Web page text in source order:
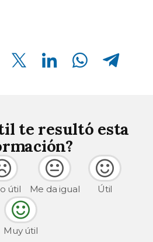
Compartir en Twitter Compartir en Linkedin Compartir en Whatsapp Compartir en Telegram
te resultó esta
útil Me da igual Útil
Muy útil